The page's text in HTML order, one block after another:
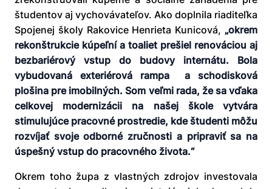
študentov aj vychovávateľov. Ako doplnila riaditeľka
Spojenej školy Rakovice Henrieta Kunicová, „okrem
rekonštrukcie kúpeľní a toaliet prešiel renováciou aj
bezbariérový vstup do budovy internátu. Bola
vybudovaná exteriérová rampa a schodisková
plošina pre imobilných. Som veľmi rada, že sa vďaka
celkovej modernizácii na našej škole vytvára
stimulujúce pracovné prostredie, kde študenti môžu
rozvíjať svoje odborné zručnosti a pripraviť sa na
úspešný vstup do pracovného života.“
Okrem toho župa z vlastných zdrojov investovala